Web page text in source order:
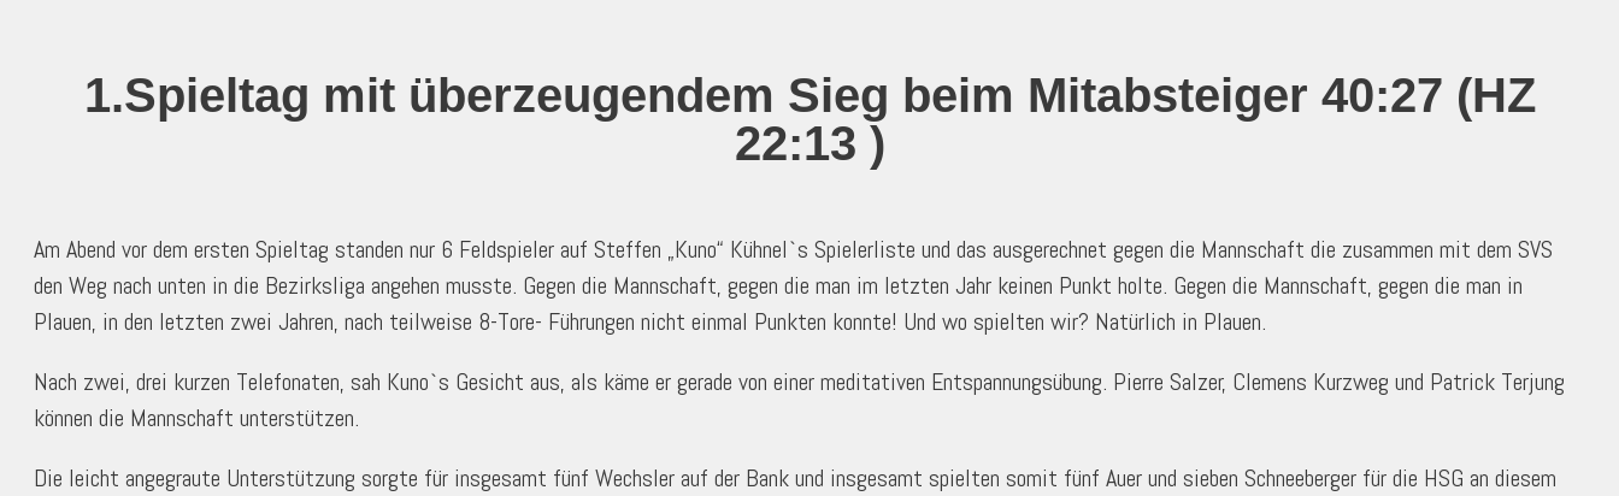
1.Spieltag mit überzeugendem Sieg beim Mitabsteiger 40:27 (HZ
22:13 )
Am Abend vor dem ersten Spieltag standen nur 6 Feldspieler auf Steffen „Kuno“ Kühnel`s Spielerliste und das ausgerechnet gegen die Mannschaft die zusammen mit dem SVS
den Weg nach unten in die Bezirksliga angehen musste. Gegen die Mannschaft, gegen die man im letzten Jahr keinen Punkt holte. Gegen die Mannschaft, gegen die man in
Plauen, in den letzten zwei Jahren, nach teilweise 8-Tore- Führungen nicht einmal Punkten konnte! Und wo spielten wir? Natürlich in Plauen.
Nach zwei, drei kurzen Telefonaten, sah Kuno`s Gesicht aus, als käme er gerade von einer meditativen Entspannungsübung. Pierre Salzer, Clemens Kurzweg und Patrick Terjung
können die Mannschaft unterstützen.
Die leicht angegraute Unterstützung sorgte für insgesamt fünf Wechsler auf der Bank und insgesamt spielten somit fünf Auer und sieben Schneeberger für die HSG an diesem